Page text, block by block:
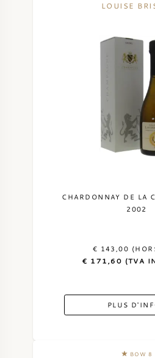
LOUISE
CHARDONNAY DE LA
2002
€ 143,00
€ 171,60 (TVA
PLUS
BOW 8